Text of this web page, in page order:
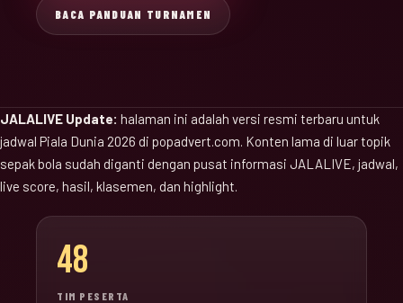
BACA PANDUAN TURNAMEN
JALALIVE Update: halaman ini adalah versi resmi terbaru untuk
jadwal Piala Dunia 2026 di popadvert.com. Konten lama di luar topik
sepak bola sudah diganti dengan pusat informasi JALALIVE, jadwal,
live score, hasil, klasemen, dan highlight.
48
TIM PESERTA